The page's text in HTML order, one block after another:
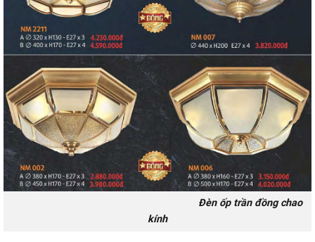
Đèn ốp trần đồng chao
kính